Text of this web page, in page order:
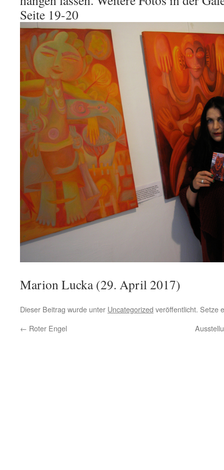
Seite 19-20
Marion Lucka (29. April 2017)
Dieser Beitrag wurde unter Uncategorized veröffentlicht. Setze
← Roter Engel